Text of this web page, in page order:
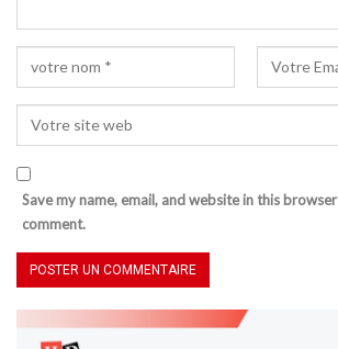
Save my name, email, and website in this
comment.